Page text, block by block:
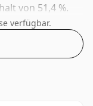
von 51,4 %.
verfügbar.